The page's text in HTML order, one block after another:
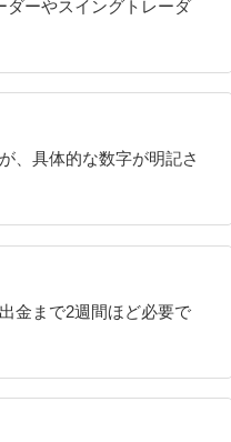
ダーやスイングトレーダ
、具体的な数字が明記さ
金まで2週間ほど必要で